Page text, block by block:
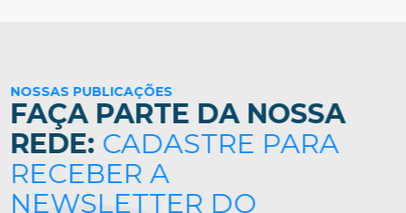
NOSSAS PUBLICAÇÕES
FAÇA PARTE DA NOSSA
REDE:CADASTRE PARA
RECEBER A
NEWSLETTER DO